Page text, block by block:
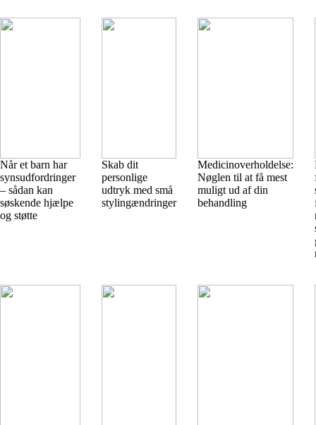
Når et barn har
synsudfordringer
– sådan kan
søskende hjælpe
og støtte
Skab dit
personlige
udtryk med små
stylingændringer
Medicinoverholdelse:
Nøglen til at få mest
muligt ud af din
behandling